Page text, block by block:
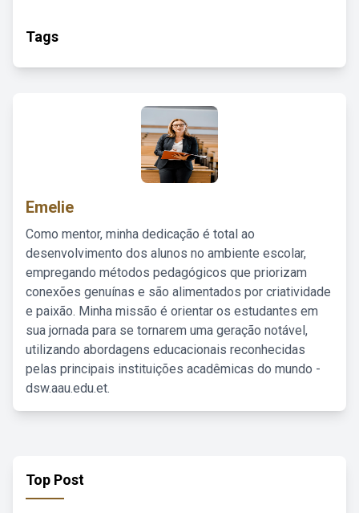
Tags
Emelie
Como mentor, minha dedicação é total ao
desenvolvimento dos alunos no ambiente escolar,
empregando métodos pedagógicos que priorizam
conexões genuínas e são alimentados por criatividade
e paixão. Minha missão é orientar os estudantes em
sua jornada para se tornarem uma geração notável,
utilizando abordagens educacionais reconhecidas
pelas principais instituições acadêmicas do mundo -
dsw.aau.edu.et.
Top Post